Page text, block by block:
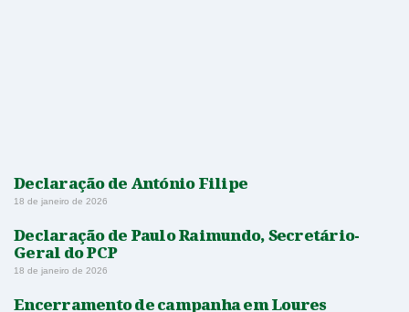
Declaração de António Filipe
18 de janeiro de 2026
Declaração de Paulo Raimundo, Secretário-
Geral do PCP
18 de janeiro de 2026
Encerramento de campanha em Loures